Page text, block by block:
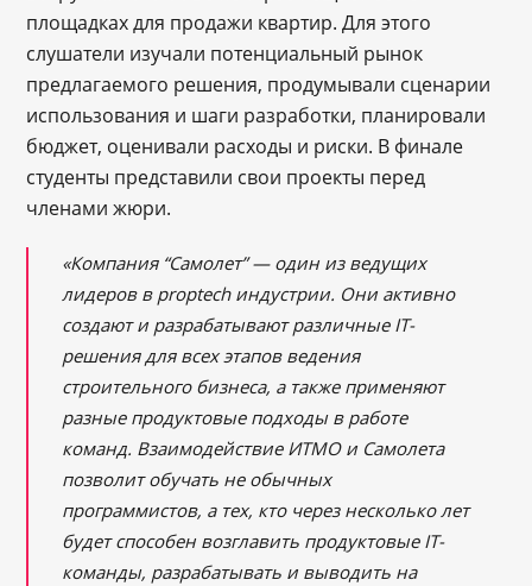
площадках для продажи квартир. Для этого
слушатели изучали потенциальный рынок
предлагаемого решения, продумывали сценарии
использования и шаги разработки, планировали
бюджет, оценивали расходы и риски. В финале
студенты представили свои проекты перед
членами жюри.
«Компания “Самолет” — один из ведущих
лидеров в proptech индустрии. Они активно
создают и разрабатывают различные IT-
решения для всех этапов ведения
строительного бизнеса, а также применяют
разные продуктовые подходы в работе
команд. Взаимодействие ИТМО и Самолета
позволит обучать не обычных
программистов, а тех, кто через несколько лет
будет способен возглавить продуктовые IT-
команды, разрабатывать и выводить на